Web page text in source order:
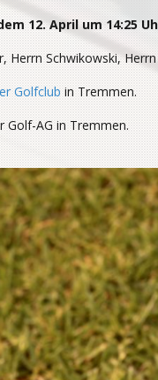
12. April um 14:25
Schwikowski, Herrn
Golfclub in Tremmen.
Golf-AG in Tremmen.